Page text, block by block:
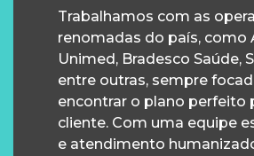
Trabalhamos com as
renomadas do país, como
Unimed, Bradesco Saúde,
entre outras, sempre
encontrar o plano perfeito
cliente. Com uma equipe
e atendimento